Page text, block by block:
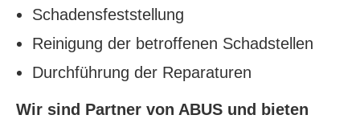
Schadensfeststellung
Reinigung der betroffenen Schadstellen
Durchführung der Reparaturen
Wir sind Partner von ABUS und bieten